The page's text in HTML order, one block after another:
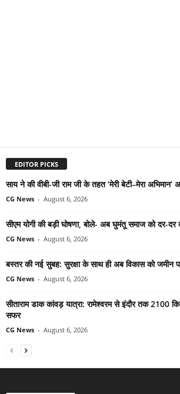
EDITOR PICKS
साय ने की वीबी-जी राम जी के तहत ‘मेरी बेटी–मेरा
CG News - August 6, 2026
सीएम योगी की बड़ी घोषणा, बोले- अब घुमंतू समाज को दर-दर
CG News - August 6, 2026
बस्तर की नई सुबह: सुरक्षा के साथ ही अब विकास को जमीन
CG News - August 6, 2026
सीताराम डाक कांवड़ यात्रा: रामेश्वरम से इंदौर तक 2100
सफर
CG News - August 6, 2026